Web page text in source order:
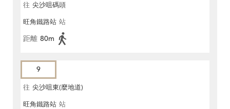
往 尖沙咀碼頭
旺角鐵路站 站
距離 80m
9
往 尖沙咀東(麼地道)
旺角鐵路站 站